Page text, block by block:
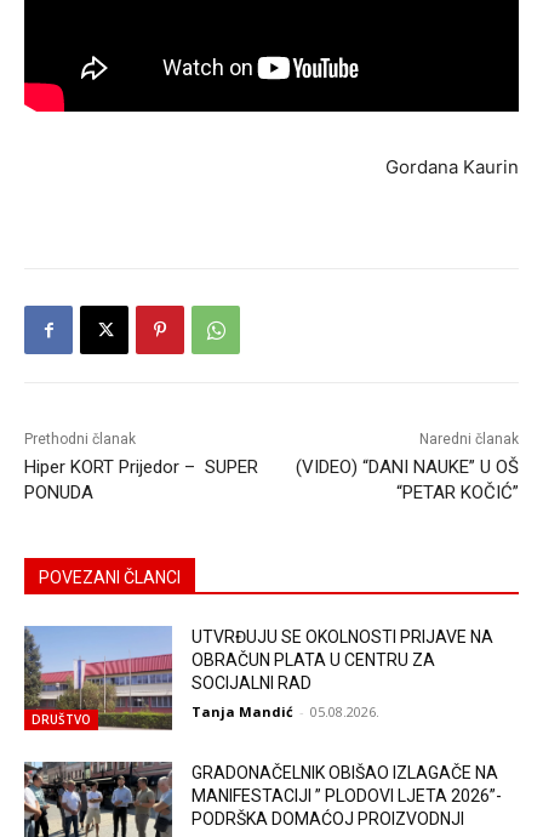
Gordana Kaurin
Prethodni članak
Hiper KORT Prijedor – SUPER
PONUDA
Naredni članak
(VIDEO) “DANI NAUKE” U OŠ
“PETAR KOČIĆ”
POVEZANI ČLANCI
DRUŠTVO
UTVRĐUJU SE OKOLNOSTI PRIJAVE NA
OBRAČUN PLATA U CENTRU ZA
SOCIJALNI RAD
Tanja Mandić - 05.08.2026.
GRADONAČELNIK OBIŠAO IZLAGAČE NA
MANIFESTACIJI ” PLODOVI LJETA 2026”-
PODRŠKA DOMAĆOJ PROIZVODNJI